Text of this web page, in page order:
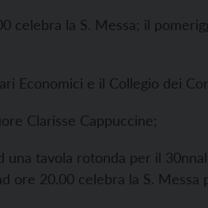
celebra la S. Messa; il
Economici e il Collegio dei
Clarisse Cappuccine;
una tavola rotonda per il
ore 20.00 celebra la S. Messa